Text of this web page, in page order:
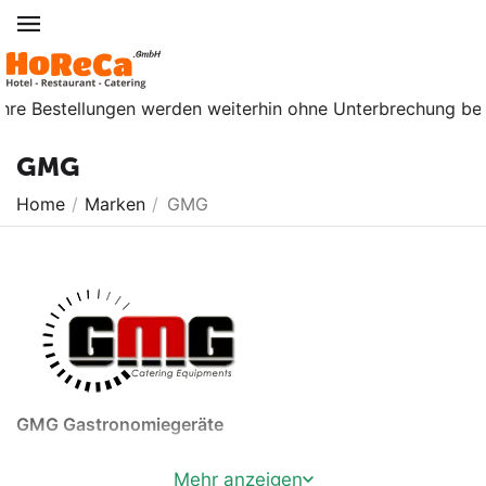
werden weiterhin ohne Unterbrechung bearbeitet.
GMG
Home / Marken / GMG
GMG Gastronomiegeräte
Mehr anzeigen